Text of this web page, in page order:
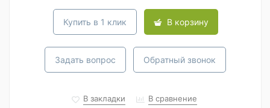
Купить в 1 клик В корзину
Задать вопрос Обратный звонок
В закладки В сравнение